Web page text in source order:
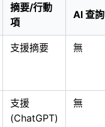
摘要/行動
項
AI 查詢
支援摘要 無
支援
(ChatGPT)
無